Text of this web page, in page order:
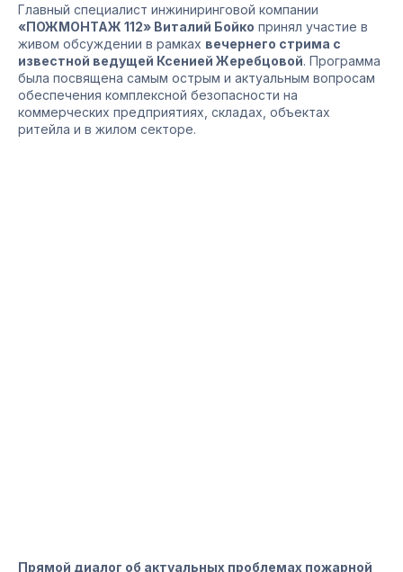
Главный специалист инжиниринговой компании
«ПОЖМОНТАЖ 112» Виталий Бойко принял участие в
живом обсуждении в рамках вечернего стрима с
известной ведущей Ксенией Жеребцовой. Программа
была посвящена самым острым и актуальным вопросам
обеспечения комплексной безопасности на
коммерческих предприятиях, складах, объектах
ритейла и в жилом секторе.
Прямой диалог об актуальных проблемах пожарной